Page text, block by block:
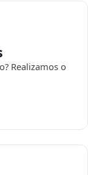
Realizamos o